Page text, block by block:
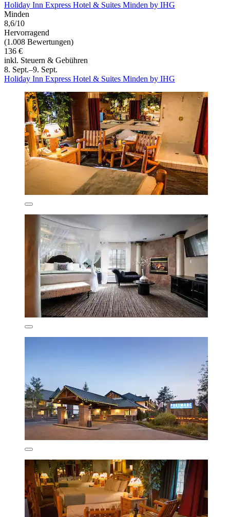
Holiday Inn Express Hotel & Suites Minden by IHG
Minden
8,6/10
Hervorragend
(1.008 Bewertungen)
136 €
inkl. Steuern & Gebühren
8. Sept.–9. Sept.
Holiday Inn Express Hotel & Suites Minden by IHG